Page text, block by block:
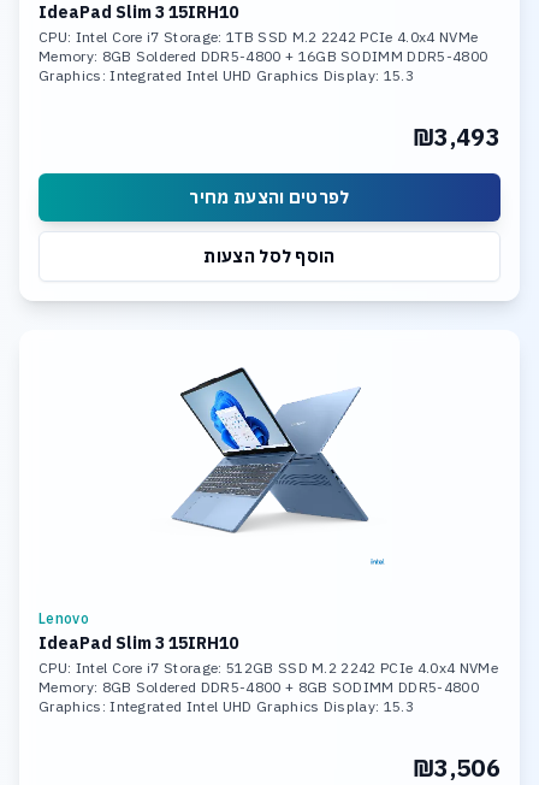
IdeaPad Slim 3 15IRH10
CPU: Intel Core i7 Storage: 1TB SSD M.2 2242 PCIe 4.0x4 NVMe
Memory: 8GB Soldered DDR5-4800 + 16GB SODIMM DDR5-4800
Graphics: Integrated Intel UHD Graphics Display: 15.3
₪3,493
לפרטים והצעת מחיר
הוסף לסל הצעות
Lenovo
IdeaPad Slim 3 15IRH10
CPU: Intel Core i7 Storage: 512GB SSD M.2 2242 PCIe 4.0x4 NVMe
Memory: 8GB Soldered DDR5-4800 + 8GB SODIMM DDR5-4800
Graphics: Integrated Intel UHD Graphics Display: 15.3
₪3,506